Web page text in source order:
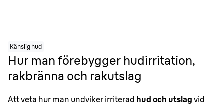
Känslig hud
Hur man förebygger hudirritation,
rakbränna och rakutslag
Att veta hur man undviker irriterad hud och utslag vid